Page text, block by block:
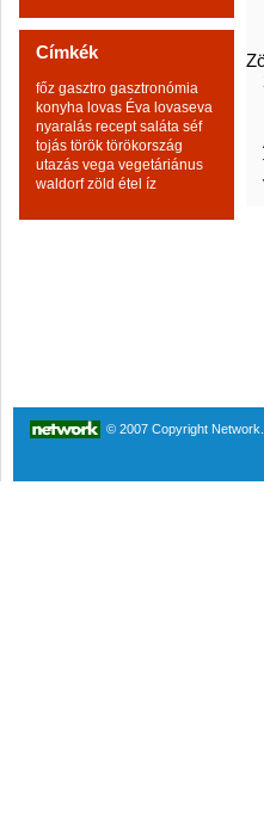
Címkék
főz gasztro gasztronómia
konyha lovas Éva lovaseva
nyaralás recept saláta séf
tojás török törökország
utazás vega vegetáriánus
waldorf zöld étel íz
© 2007 Copyright